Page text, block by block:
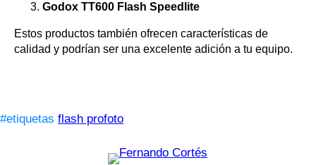
Godox TT600 Flash Speedlite
Estos productos también ofrecen características de
calidad y podrían ser una excelente adición a tu equipo.
#etiquetas flash profoto